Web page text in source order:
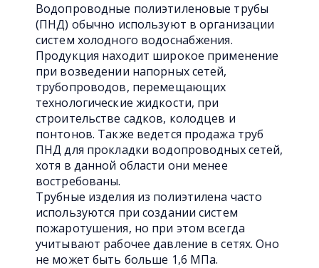
Водопроводные полиэтиленовые трубы
(ПНД) обычно используют в организации
систем холодного водоснабжения.
Продукция находит широкое применение
при возведении напорных сетей,
трубопроводов, перемещающих
технологические жидкости, при
строительстве садков, колодцев и
понтонов. Также ведется продажа труб
ПНД для прокладки водопроводных сетей,
хотя в данной области они менее
востребованы.
Трубные изделия из полиэтилена часто
используются при создании систем
пожаротушения, но при этом всегда
учитывают рабочее давление в сетях. Оно
не может быть больше 1,6 МПа.